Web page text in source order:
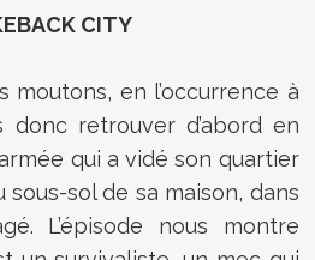
CITY
moutons, en l’occurrence à
donc retrouver d’abord en
qui a vidé son quartier
sol de sa maison, dans
L’épisode nous montre